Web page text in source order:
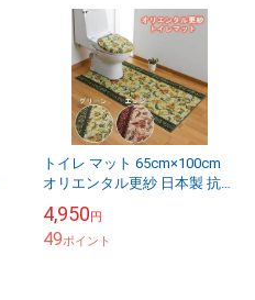
トイレ マット 65cm×100cm
オリエンタル更紗 日本製 抗菌
4,950円
49ポイント